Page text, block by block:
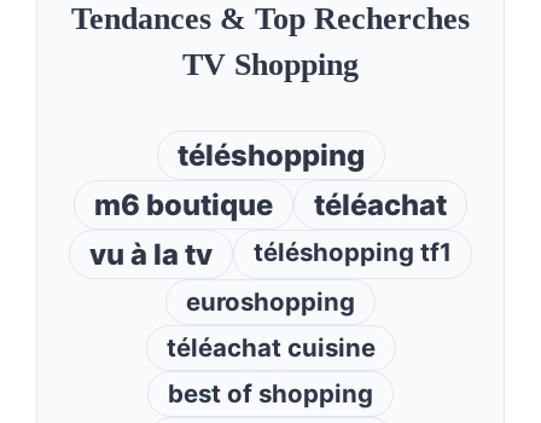
Tendances & Top Recherches
TV Shopping
téléshopping
m6 boutique
téléachat
vu à la tv
téléshopping tf1
euroshopping
téléachat cuisine
best of shopping